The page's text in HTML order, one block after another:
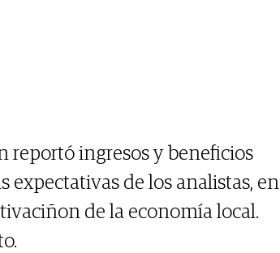
reportó ingresos y beneficios
expectativas de los analistas, en
de la economía local.